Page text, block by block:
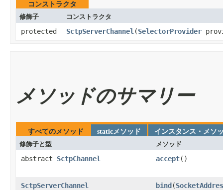
コンストラクタ
修飾子
コンストラクタ
protected SctpServerChannel ​(SelectorProvider
メソッドのサマリー
すべてのメソッド staticメソッド
インスタンス・メソ
修飾子と型
メソッド
abstract SctpChannel accept​()
SctpServerChannel bind ​(